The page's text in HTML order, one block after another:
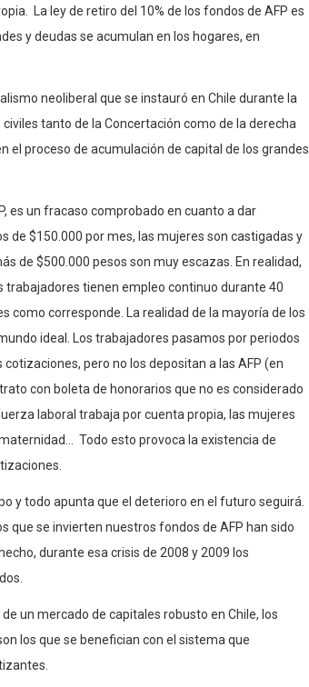
La ley de retiro del 10% de los fondos de AFP es
y deudas se acumulan en los hogares, en
neoliberal que se instauró en Chile durante la
tanto de la Concertación como de la derecha
el proceso de acumulación de capital de los grandes
es un fracaso comprobado en cuanto a dar
de $150.000 por mes, las mujeres son castigadas y
de $500.000 pesos son muy escazas. En realidad,
tienen empleo continuo durante 40
como corresponde. La realidad de la mayoría de los
ideal. Los trabajadores pasamos por periodos
pero no los depositan a las AFP (en
con boleta de honorarios que no es considerado
laboral trabaja por cuenta propia, las mujeres
Todo esto provoca la existencia de
y todo apunta que el deterioro en el futuro seguirá.
que se invierten nuestros fondos de AFP han sido
durante esa crisis de 2008 y 2009 los
un mercado de capitales robusto en Chile, los
los que se benefician con el sistema que